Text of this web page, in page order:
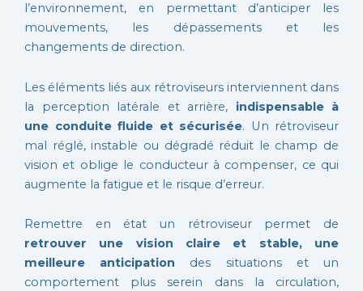
l’environnement, en permettant d’anticiper les
mouvements, les dépassements et les
changements de direction.
Les éléments liés aux rétroviseurs interviennent dans
la perception latérale et arrière, indispensable à
une conduite fluide et sécurisée. Un rétroviseur
mal réglé, instable ou dégradé réduit le champ de
vision et oblige le conducteur à compenser, ce qui
augmente la fatigue et le risque d’erreur.
Remettre en état un rétroviseur permet de
retrouver une vision claire et stable, une
meilleure anticipation des situations et un
comportement plus serein dans la circulation,